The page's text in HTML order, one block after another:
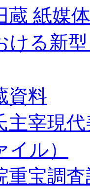
蔵 紙媒
ける新
資料
主宰現
イル）
重宝調